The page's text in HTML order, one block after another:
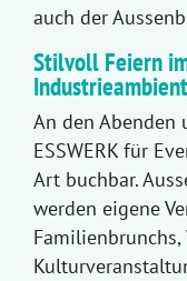
auch der
Stilvoll Feiern
An den Abenden
ESSWERK für
Art buchbar.
werden eigene